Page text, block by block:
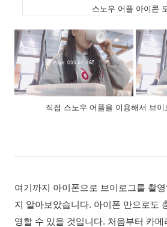
스노우 어플 아이콘
직접 스노우 어플을 이용해서 브이
여기까지 아이폰으로 브이로그를 촬
지 알아보았습니다. 아이폰 만으로도
영할 수 있을 것입니다. 처음부터 카메